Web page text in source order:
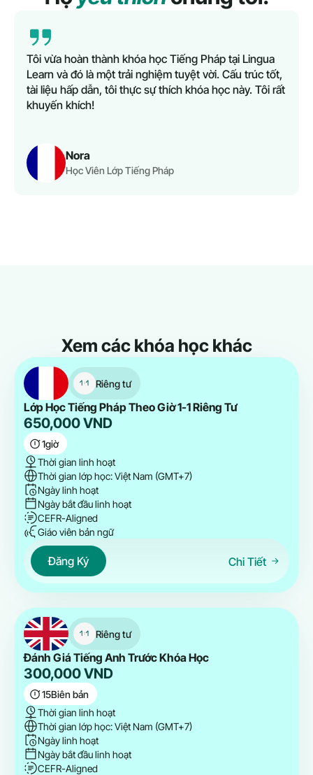
Nora
Học Viên Lớp Tiếng Pháp
Tôi vừa hoàn thành khóa học Tiếng Pháp tại Lingua
Learn và đó là một trải nghiệm tuyệt vời. Cấu trúc tốt,
tài liệu hấp dẫn, tôi thực sự thích khóa học này. Tôi rất
khuyến khích!
Xem các khóa học khác
Riêng tư
Lớp Học Tiếng Pháp Theo Giờ 1-1 Riêng Tư
650,000VND
1giờ
Thời gian linh hoạt
Thời gian lớp học: Việt Nam (GMT+7)
Ngày linh hoạt
Ngày bắt đầu linh hoạt
CEFR-Aligned
Giáo viên bản ngữ
Đăng Ký Chi Tiết
Riêng tư
Đánh Giá Tiếng Anh Trước Khóa Học
300,000VND
15Biên bản
Thời gian linh hoạt
Thời gian lớp học: Việt Nam (GMT+7)
Ngày linh hoạt
Ngày bắt đầu linh hoạt
CEFR-Aligned